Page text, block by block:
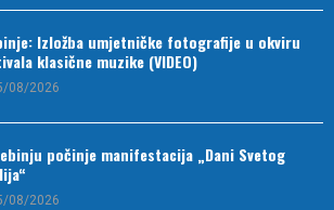
Izložba umjetničke fotografije u okviru
klasične muzike (VIDEO)
08/2026
počinje manifestacija „Dani Svetog
08/2026